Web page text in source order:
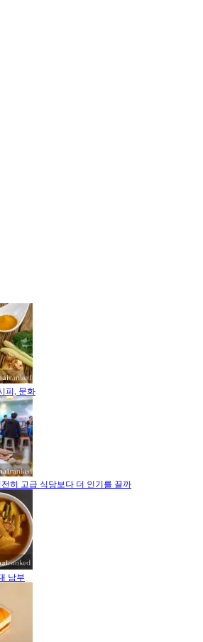
피, 문화
히 고급 식당보다 더 인기를 끌까
남부